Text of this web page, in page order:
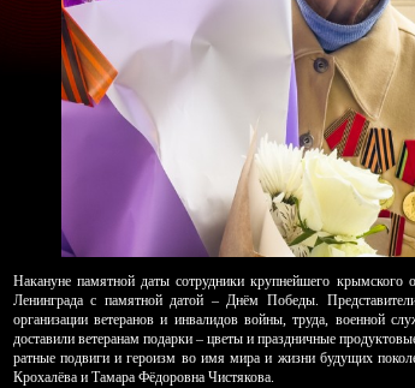
Накануне памятной даты сотрудники крупнейшего крымского
Ленинграда с памятной датой – Днём Победы.
организации ветеранов и инвалидов войны, труда, военной
доставили ветеранам подарки – цветы и праздничные
ратные подвиги и героизм во имя мира и жизни будущих
Крохалёва и Тамара Фёдоровна Чистякова.